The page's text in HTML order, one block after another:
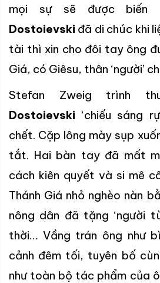
mọi sự sẽ được biến
Dostoievski đã di chúc khi
tài thì xin cho đôi tay ông
Giá, có Giêsu, thân ‘người’
Stefan Zweig trình
Dostoievski ‘chiếu sáng
chết. Cặp lông mày sụp
tắt. Hai bàn tay đã mất
cách kiên quyết và si mê
Thánh Giá nhỏ nghèo nàn
nông dân đã tặng ‘người
thời… Vầng trán ông như
cảnh đêm tối, tuyên bố
như toàn bộ tác phẩm của